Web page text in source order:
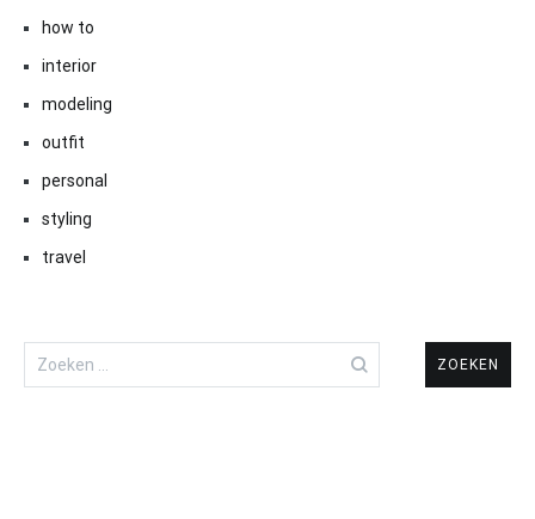
how to
interior
modeling
outfit
personal
styling
travel
Zoeken
naar: